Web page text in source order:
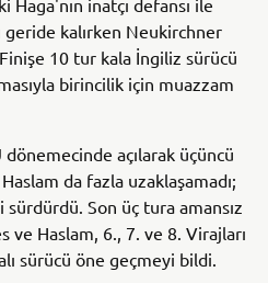
geride kalırken Neukirchner
10 tur kala İngiliz sürücü
birincilik için muazzam
açılarak üçüncü
da fazla uzaklaşamadı;
Son üç tura amansız
ve Haslam, 6., 7. ve 8. Virajları
sürücü öne geçmeyi bildi.